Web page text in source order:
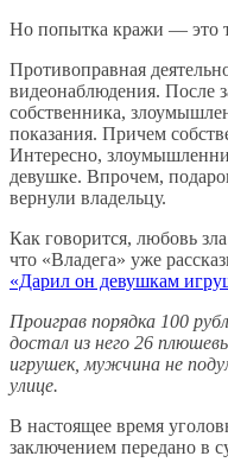
Но попытка кражи — это
Противоправная
видеонаблюдения. После
собственника,
показания. Причем
Интересно,
девушке. Впрочем,
вернули владельцу.
Как говорится, любовь
что «Владега» уже
«Дарил он девушкам
Проиграв порядка 100
достал из него 26
игрушек, мужчина не
улице.
В настоящее время
заключением передано в